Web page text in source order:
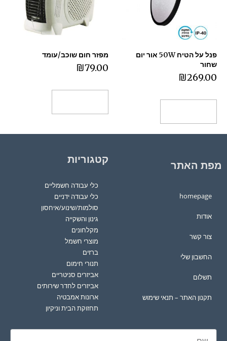
פנל על הטיח 50W אור יום
שחור
₪269.00
מפזר חום שוכב/עומד
₪79.00
מפת האתר
homepage
אודות
צור קשר
החשבון שלי
תשלום
תקנון האתר – תנאי שימוש
קטגוריות
כלי עבודה חשמליים
כלי עבודה ידניים
סולמות/שינוע/איחסון
גינון והשקייה
מקלחונים
מוצרי חשמל
ברזים
תנורי חימום
אביזרים סניטריים
אביזרים לחדר שירותים
ארונות אמבטיה
תחזוקת הבית וניקיון